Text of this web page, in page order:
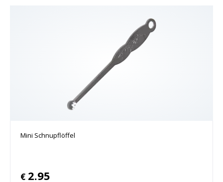
Mini Schnupflöffel
€ 2.95